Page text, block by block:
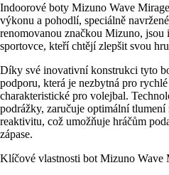
Indoorové boty Mizuno Wave
výkonu a pohodlí, speciálně
renomovanou značkou Mizuno,
sportovce, kteří chtějí zlepšit svou
Díky své inovativní konstrukci tyto
podporu, která je nezbytná pro
charakteristické pro volejbal.
podrážky, zaručuje optimální tlumení
reaktivitu, což umožňuje hráčům
zápase.
Klíčové vlastnosti bot Mizuno Wave